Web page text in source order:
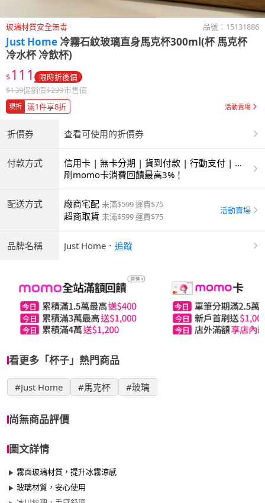
玻璃材質安全無毒 品號： 15131886
Just Home 冷霧石紋玻璃直身馬克杯300ml(杯 馬克杯
冷水杯 冷飲杯)
$111 限時折後價
$139促銷價$299市售價
現折 滿1件享8折 活動賣場
折價券 查看可使用的折價券
付款方式
信用卡 | 無卡分期 | 貨到付款 | 行動支付 | 超
商付款 | ATM | 銀聯卡
刷momo卡消費回饋最高3%！
配送方式 廠商宅配 未滿$599 運費$75
超商取貨 未滿$599 運費$75
活動賣場
品牌名稱 Just Home ． 追蹤
看更多「杯子」熱門商品
#Just Home #馬克杯 #玻璃
尚無商品評價
圖文詳情
霧面玻璃材質，提升冰霧涼感
玻璃材質，安心使用